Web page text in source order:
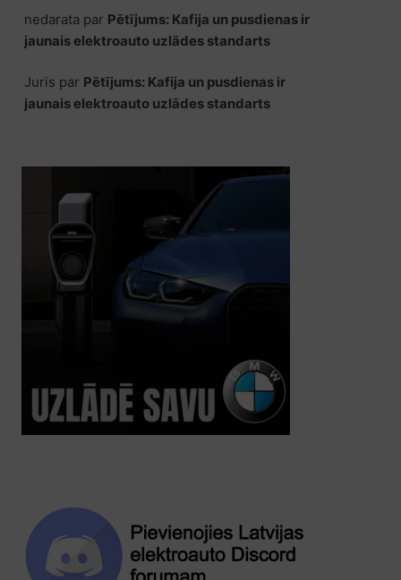
nedarata par Pētījums: Kafija un pusdienas ir
jaunais elektroauto uzlādes standarts
Juris par Pētījums: Kafija un pusdienas ir
jaunais elektroauto uzlādes standarts